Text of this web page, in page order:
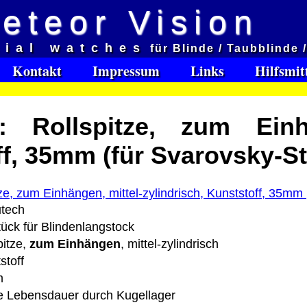
Vision
watches
für Blinde / Taubblinde
Kontakt Impressum Links
Rollspitze, zum
35mm (für Svarovsky-
für Blindenlangstock
zum Einhängen, mittel-zylindrisch
Lebensdauer durch Kugellager
Software Download only
Deutschland Vorkasse: 0.00 €
Deutschland PayPal: 0.00 €
EU (inkl. Schweiz) PayPal: 0.00 €
Bei dieser Versandart erhalten Sie per Email z.B.
Lizenzschlüssel und die Rechnung / Lieferschein. Sie
keinen Datenträger.